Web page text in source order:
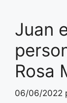
Juan
Rosa
06/06/2022